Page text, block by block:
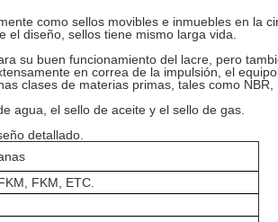
como sellos movibles e inmuebles en la
diseño, sellos tiene mismo larga vida.
su buen funcionamiento del lacre, pero
en correa de la impulsión, el
clases de materias primas, tales como NBR,
agua, el sello de aceite y el sello de gas.
detallado.
FKM, ETC.